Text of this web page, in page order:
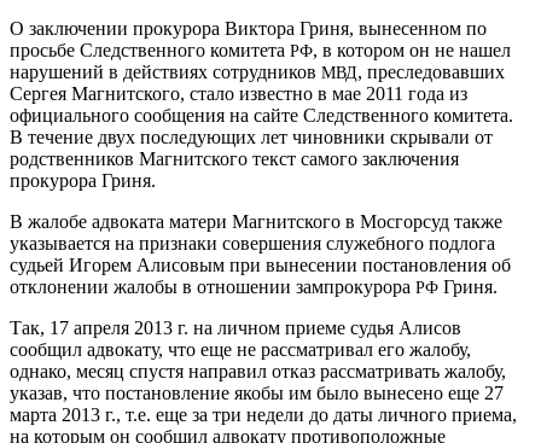
О заключении прокурора Виктора Гриня, вынесенном по
просьбе Следственного комитета РФ, в котором он не нашел
нарушений в действиях сотрудников МВД, преследовавших
Сергея Магнитского, стало известно в мае 2011 года из
официального сообщения на сайте Следственного комитета.
В течение двух последующих лет чиновники скрывали от
родственников Магнитского текст самого заключения
прокурора Гриня.
В жалобе адвоката матери Магнитского в Мосгорсуд также
указывается на признаки совершения служебного подлога
судьей Игорем Алисовым при вынесении постановления об
отклонении жалобы в отношении зампрокурора РФ Гриня.
Так, 17 апреля 2013 г. на личном приеме судья Алисов
сообщил адвокату, что еще не рассматривал его жалобу,
однако, месяц спустя направил отказ рассматривать жалобу,
указав, что постановление якобы им было вынесено еще 27
марта 2013 г., т.е. еще за три недели до даты личного приема,
на которым он сообщил адвокату противоположные